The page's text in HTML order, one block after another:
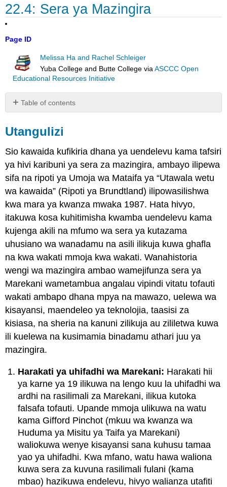
22.4: Sera ya Mazingira
Page ID
Melissa Ha and Rachel Schleiger
Yuba College and Butte College viaASCCC Open
Educational Resources Initiative
Table of contents
historia
Sera
Mazingira
Attribution
Utangulizi
Sio kawaida kufikiria dhana ya uendelevu kama tafsiri
ya hivi karibuni ya sera za mazingira, ambayo ilipewa
sifa na ripoti ya Umoja wa Mataifa ya “Utawala wetu
wa kawaida” (Ripoti ya Brundtland) ilipowasilishwa
kwa mara ya kwanza mwaka 1987. Hata hivyo,
itakuwa kosa kuhitimisha kwamba uendelevu kama
kujenga akili na mfumo wa sera ya kutazama
uhusiano wa wanadamu na asili ilikuja kuwa ghafla
na kwa wakati mmoja kwa wakati. Wanahistoria
wengi wa mazingira ambao wamejifunza sera ya
Marekani wametambua angalau vipindi vitatu tofauti
wakati ambapo dhana mpya na mawazo, uelewa wa
kisayansi, maendeleo ya teknolojia, taasisi za
kisiasa, na sheria na kanuni zilikuja au zililetwa kuwa
ili kuelewa na kusimamia binadamu athari juu ya
mazingira.
Harakati ya uhifadhi wa Marekani: Harakati hii
ya karne ya 19 ilikuwa na lengo kuu la uhifadhi wa
ardhi na rasilimali za Marekani, ilikua kutoka
falsafa tofauti. Upande mmoja ulikuwa na watu
kama Gifford Pinchot (mkuu wa kwanza wa
Huduma ya Misitu ya Taifa ya Marekani)
waliokuwa wenye kisayansi sana kuhusu tamaa
yao ya uhifadhi. Kwa mfano, watu hawa waliona
kuwa sera za kuvuna rasilimali fulani (kama
mbao) hazikuwa endelevu, hivyo walianza utafiti